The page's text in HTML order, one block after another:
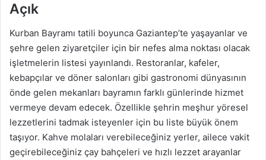
Açık
Kurban Bayramı tatili boyunca Gaziantep’te yaşayanlar ve
şehre gelen ziyaretçiler için bir nefes alma noktası olacak
işletmelerin listesi yayınlandı. Restoranlar, kafeler,
kebapçılar ve döner salonları gibi gastronomi dünyasının
önde gelen mekanları bayramın farklı günlerinde hizmet
vermeye devam edecek. Özellikle şehrin meşhur yöresel
lezzetlerini tadmak isteyenler için bu liste büyük önem
taşıyor. Kahve molaları verebileceğiniz yerler, ailece vakit
geçirebileceğiniz çay bahçeleri ve hızlı lezzet arayanlar